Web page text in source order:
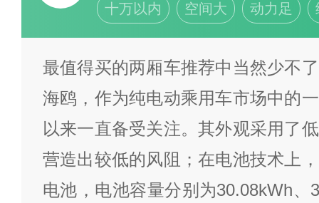
十万以内 空间大 动力足
最值得买的两厢车推荐中当然少不
海鸥，作为纯电动乘用车市场中的
以来一直备受关注。其外观采用了
营造出较低的风阻；在电池技术上
电池，电池容量分别为30.08kWh、